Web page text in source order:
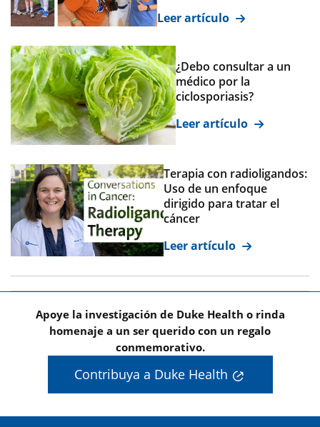
Leer artículo
¿Debo consultar a un
médico por la
ciclosporiasis?
Leer artículo
Terapia con radioligandos:
Uso de un enfoque
dirigido para tratar el
cáncer
Leer artículo
Apoye la investigación de Duke Health o rinda
homenaje a un ser querido con un regalo
conmemorativo.
Contribuya a Duke Health